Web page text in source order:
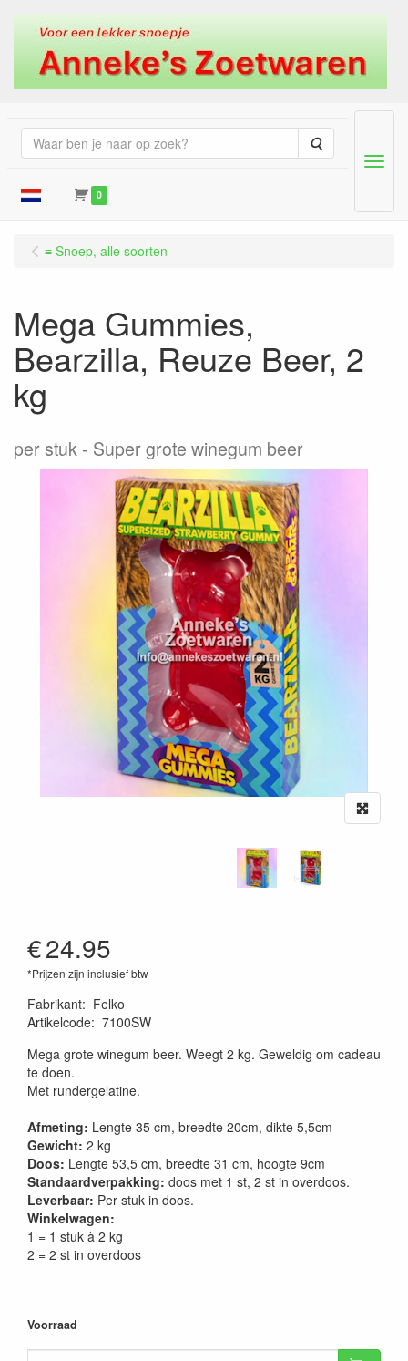
Zoeken
0
Menu
≡ Snoep, alle soorten
Mega Gummies,
Bearzilla, Reuze Beer, 2
kg
per stuk Super grote winegum beer
€24.95
*Prijzen zijn inclusief btw
Fabrikant: Felko
Artikelcode: 7100SW
Mega grote winegum beer. Weegt 2 kg. Geweldig om cadeau
te doen.
Met rundergelatine.
Afmeting: Lengte 35 cm, breedte 20cm, dikte 5,5cm
Gewicht: 2 kg
Doos: Lengte 53,5 cm, breedte 31 cm, hoogte 9cm
Standaardverpakking: doos met 1 st, 2 st in overdoos.
Leverbaar: Per stuk in doos.
Winkelwagen:
1 = 1 stuk à 2 kg
2 = 2 st in overdoos
Voorraad